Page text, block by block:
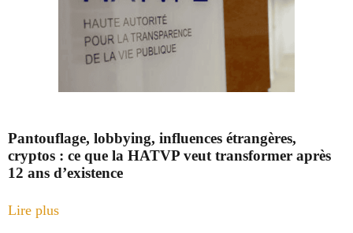
Pantouflage, lobbying, influences étrangères,
cryptos : ce que la HATVP veut transformer après
12 ans d’existence
Lire plus